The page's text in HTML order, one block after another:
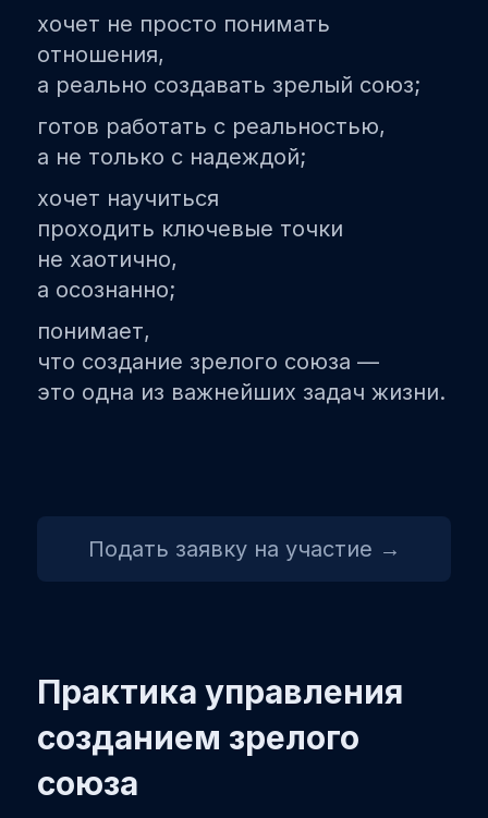
хочет не просто понимать
отношения,
а реально создавать зрелый союз;
готов работать с реальностью,
а не только с надеждой;
хочет научиться
проходить ключевые точки
не хаотично,
а осознанно;
понимает,
что создание зрелого союза —
это одна из важнейших задач жизни.
Подать заявку на участие →
Практика управления
созданием зрелого
союза